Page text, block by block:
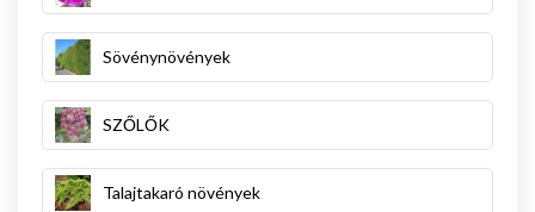
Sövénynövények
SZŐLŐK
Talajtakaró növények